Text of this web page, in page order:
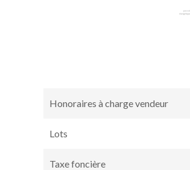
Honoraires à charge vendeur
Lots
Taxe foncière